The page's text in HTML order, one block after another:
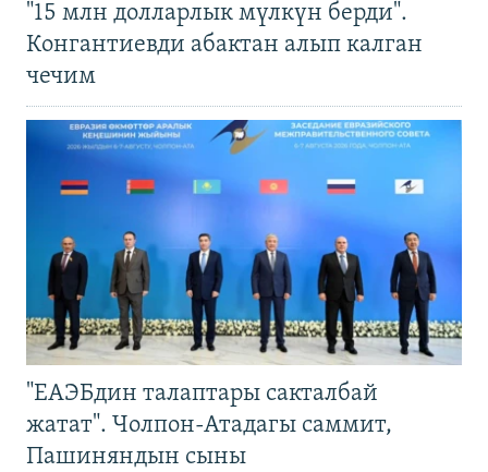
"15 млн долларлык мүлкүн берди".
Конгантиевди абактан алып калган
чечим
"ЕАЭБдин талаптары сакталбай
жатат". Чолпон-Атадагы саммит,
Пашиняндын сыны